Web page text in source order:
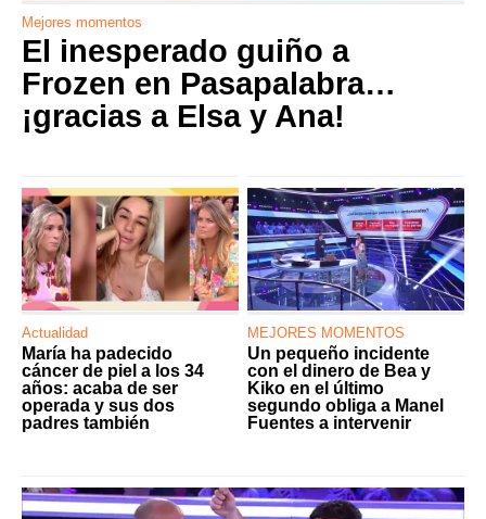
Mejores momentos
El inesperado guiño a
Frozen en Pasapalabra…
¡gracias a Elsa y Ana!
Actualidad
María ha padecido
cáncer de piel a los 34
años: acaba de ser
operada y sus dos
padres también
MEJORES MOMENTOS
Un pequeño incidente
con el dinero de Bea y
Kiko en el último
segundo obliga a Manel
Fuentes a intervenir